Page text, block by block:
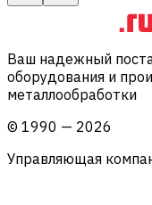
Ваш надежный
оборудования и
металлообработки
© 1990 — 2026
Управляющая